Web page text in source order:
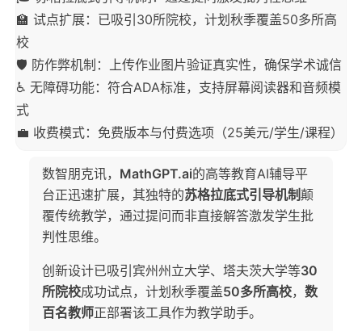
🏫 试点扩展：已吸引30所院校，计划秋季覆盖50多所高
校
🛡️ 防作弊机制：上传作业图片验证真实性，确保学术诚信
♿ 无障碍功能：符合ADA标准，支持屏幕阅读器和音频模
式
💼 收费模式：免费版本与付费选项（25美元/学生/课程）
数智朋克讯， MathGPT.ai的高等教育AI辅导平
台正迅速扩展，其独特的苏格拉底式引导机制颠
覆传统教学，通过提问而非直接解答激发学生批
判性思维。
创新设计已吸引宾州州立大学、塔夫茨大学等30
所院校成功试点，计划秋季覆盖50多所高校， 数
百名教师正部署该工具作为教学助手。